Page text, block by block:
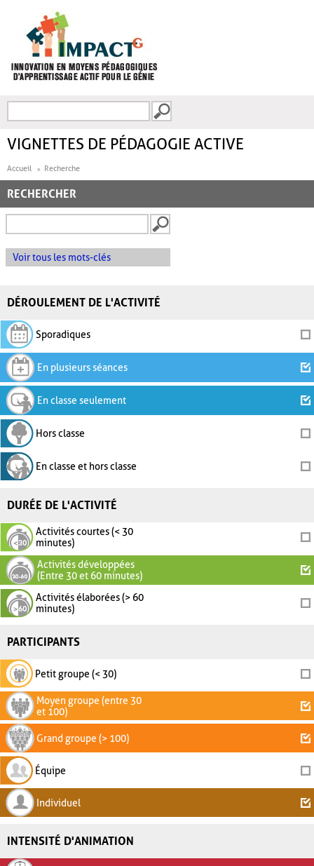
FORMULAIRE DE
VIGNETTES DE PÉDAGOGIE ACTIVE
Accueil Recherche
RECHERCHER
Voir tous les mots-clés
DÉROULEMENT DE L'ACTIVITÉ
Sporadiques
En plusieurs séances
En classe seulement
Hors classe
En classe et hors classe
DURÉE DE L'ACTIVITÉ
Activités courtes (< 30
minutes)
Activités développées
(Entre 30 et 60 minutes)
Activités élaborées (> 60
minutes)
PARTICIPANTS
Petit groupe (< 30)
Moyen groupe (entre 30
et 100)
Grand groupe (> 100)
Équipe
Individuel
INTENSITÉ D'ANIMATION